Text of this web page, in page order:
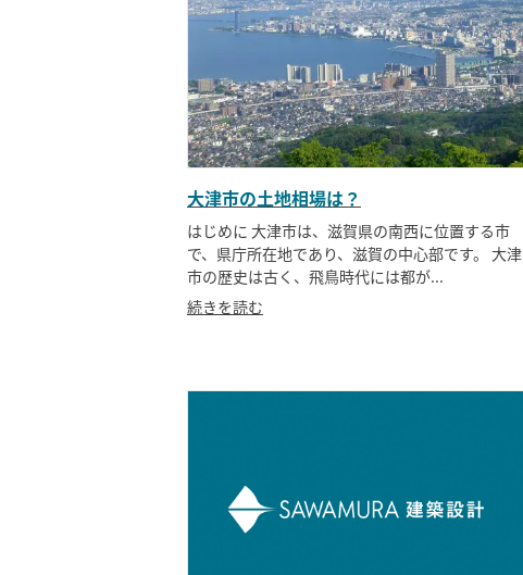
大津市の土地相場は？
はじめに 大津市は、滋賀県の南西に位置する市
で、県庁所在地であり、滋賀の中心部です。 大津
市の歴史は古く、飛鳥時代には都が...
続きを読む